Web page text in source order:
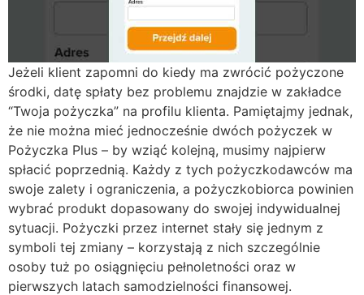
Jeżeli klient zapomni do kiedy ma zwrócić pożyczone
środki, datę spłaty bez problemu znajdzie w zakładce
“Twoja pożyczka” na profilu klienta. Pamiętajmy jednak,
że nie można mieć jednocześnie dwóch pożyczek w
Pożyczka Plus – by wziąć kolejną, musimy najpierw
spłacić poprzednią. Każdy z tych pożyczkodawców ma
swoje zalety i ograniczenia, a pożyczkobiorca powinien
wybrać produkt dopasowany do swojej indywidualnej
sytuacji. Pożyczki przez internet stały się jednym z
symboli tej zmiany – korzystają z nich szczególnie
osoby tuż po osiągnięciu pełnoletności oraz w
pierwszych latach samodzielności finansowej.